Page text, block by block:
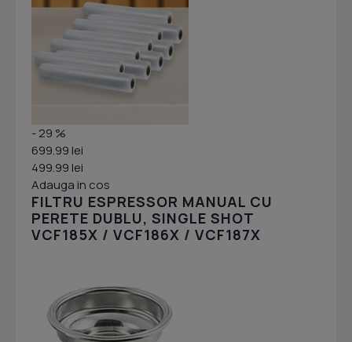
- 29 %
699.99 lei
499.99 lei
Adauga in cos
FILTRU ESPRESSOR MANUAL CU
PERETE DUBLU, SINGLE SHOT
VCF185X / VCF186X / VCF187X